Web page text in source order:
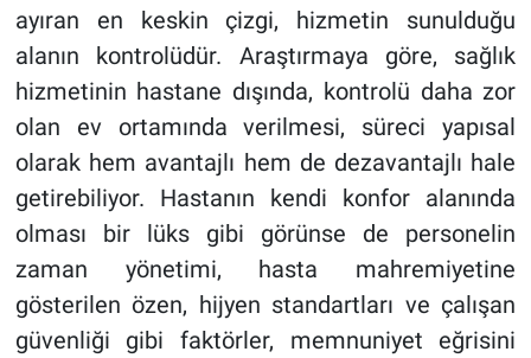
ayıran en keskin çizgi, hizmetin sunulduğu
alanın kontrolüdür. Araştırmaya göre, sağlık
hizmetinin hastane dışında, kontrolü daha zor
olan ev ortamında verilmesi, süreci yapısal
olarak hem avantajlı hem de dezavantajlı hale
getirebiliyor. Hastanın kendi konfor alanında
olması bir lüks gibi görünse de personelin
zaman yönetimi, hasta mahremiyetine
gösterilen özen, hijyen standartları ve çalışan
güvenliği gibi faktörler, memnuniyet eğrisini